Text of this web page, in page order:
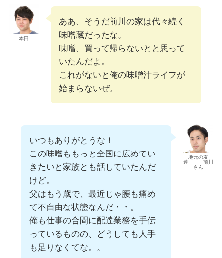
本田
ああ、そうだ前川の家は代々続く
味噌蔵だったな。
味噌、買って帰らないとと思って
いたんだよ。
これがないと俺の味噌汁ライフが
始まらないぜ。
地元の友
達 前川
さん
いつもありがとうな！
この味噌ももっと全国に広めてい
きたいと家族とも話していたんだ
けど。
父はもう歳で、最近じゃ腰も痛め
て不自由な状態なんだ・・。
俺も仕事の合間に配達業務を手伝
っているものの、どうしても人手
も足りなくてな。。